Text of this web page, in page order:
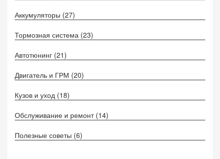
Аккумуляторы (27)
Тормозная система (23)
Автотюнинг (21)
Двигатель и ГРМ (20)
Кузов и уход (18)
Обслуживание и ремонт (14)
Полезные советы (6)